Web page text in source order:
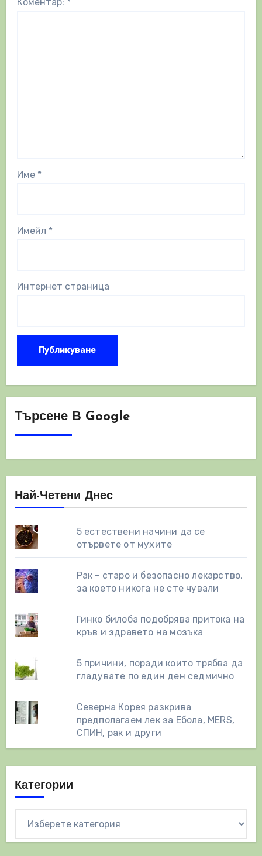
Име *
Имейл *
Интернет страница
Търсене В Google
Най-Четени Днес
5 естествени начини да се
отървете от мухите
Рак - старо и безопасно лекарство,
за което никога не сте чували
Гинко билоба подобрява притока на
кръв и здравето на мозъка
5 причини, поради които трябва да
гладувате по един ден седмично
Северна Корея разкрива
предполагаем лек за Ебола, MERS,
СПИН, рак и други
Категории